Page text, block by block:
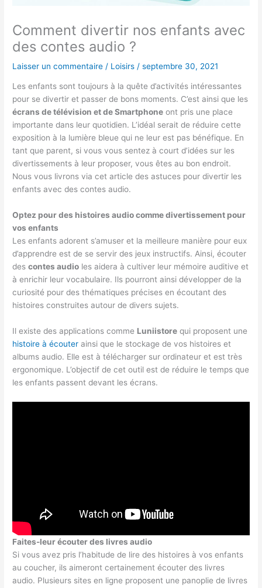
Comment divertir nos enfants avec
des contes audio ?
Laisser un commentaire / Loisirs /septembre 30, 2021
Les enfants sont toujours à la quête d’activités intéressantes
pour se divertir et passer de bons moments. C’est ainsi que les
écrans de télévision et de Smartphone ont pris une place
importante dans leur quotidien. L’idéal serait de réduire cette
exposition à la lumière bleue qui ne leur est pas bénéfique. En
tant que parent, si vous vous sentez à court d’idées sur les
divertissements à leur proposer, vous êtes au bon endroit.
Nous vous livrons via cet article des astuces pour divertir les
enfants avec des contes audio.
Optez pour des histoires audio comme divertissement pour
vos enfants
Les enfants adorent s’amuser et la meilleure manière pour eux
d’apprendre est de se servir des jeux instructifs. Ainsi, écouter
descontes audio les aidera à cultiver leur mémoire auditive et
à enrichir leur vocabulaire. Ils pourront ainsi développer de la
curiosité pour des thématiques précises en écoutant des
histoires construites autour de divers sujets.
Il existe des applications comme Luniistore qui proposent une
histoire à écouter ainsi que le stockage de vos histoires et
albums audio. Elle est à télécharger sur ordinateur et est très
ergonomique. L’objectif de cet outil est de réduire le temps que
les enfants passent devant les écrans.
Faites-leur écouter des livres audio
Si vous avez pris l’habitude de lire des histoires à vos enfants
au coucher, ils aimeront certainement écouter des livres
audio. Plusieurs sites en ligne proposent une panoplie de livres